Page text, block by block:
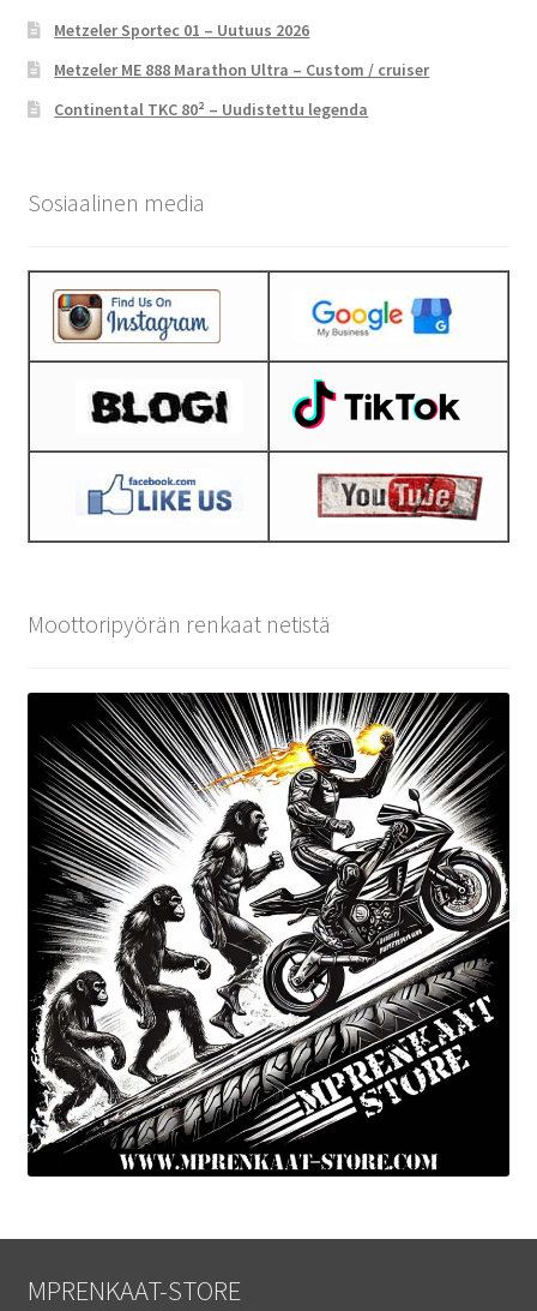
Metzeler Sportec 01 – Uutuus 2026
Metzeler ME 888 Marathon Ultra – Custom / cruiser
Continental TKC 80² – Uudistettu legenda
Sosiaalinen media
Moottoripyörän renkaat netistä
MPRENKAAT-STORE